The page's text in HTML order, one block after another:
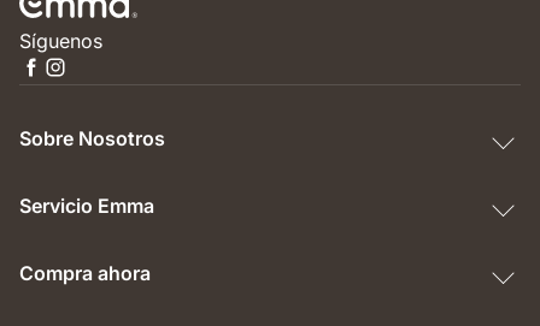
Síguenos
Sobre Nosotros
Servicio Emma
Compra ahora